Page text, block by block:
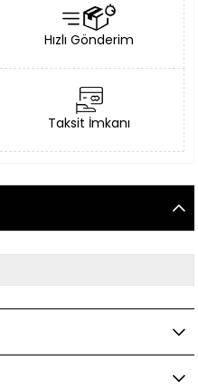
Hızlı Gönderim
Taksit İmkanı